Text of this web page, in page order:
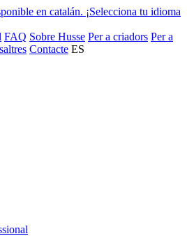
en catalán. ¡Selecciona tu idioma
FAQ Sobre Husse Per a criadors Per a
Contacte ES